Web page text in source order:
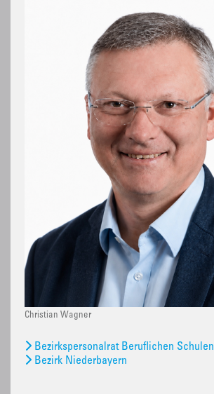
Christian Wagner
Bezirkspersonalrat Beruflichen Schulen
Bezirk Niederbayern